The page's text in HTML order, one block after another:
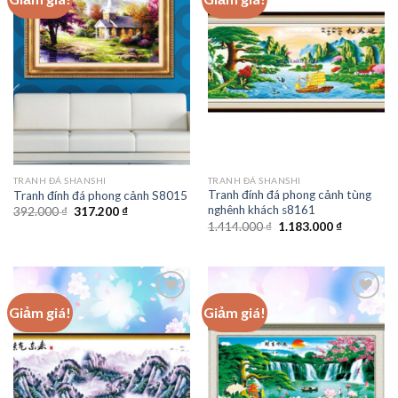
Add to
wishlist
TRANH ĐÁ SHANSHI
Tranh đính đá phong cảnh S8015
392.000₫ Giá
317.200₫Giá
Add to
wishlist
TRANH ĐÁ SHANSHI
Tranh đính đá phong cảnh tùng
nghênh khách s8161
1.414.000₫ Giá
1.183.000₫Giá
Giảm giá!
Add to
wishlist
Giảm giá!
Add to
wishlist